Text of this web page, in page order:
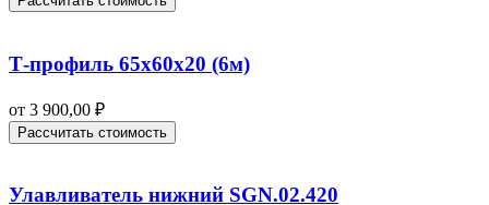
Т-профиль 65х60х20 (6м)
от 3 900,00 ₽
Рассчитать стоимость
Улавливатель нижний SGN.02.420